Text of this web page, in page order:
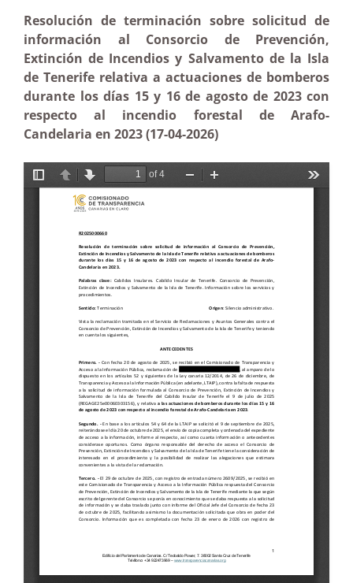
Resolución de terminación sobre solicitud de
información al Consorcio de Prevención,
Extinción de Incendios y Salvamento de la Isla
de Tenerife relativa a actuaciones de bomberos
durante los días 15 y 16 de agosto de 2023 con
respecto al incendio forestal de Arafo-
Candelaria en 2023 (17-04-2026)